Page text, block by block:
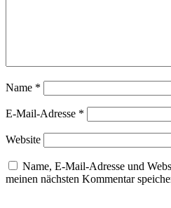
Name *
E-Mail-Adresse *
Website
Name, E-Mail-Adresse und
meinen nächsten Kommentar